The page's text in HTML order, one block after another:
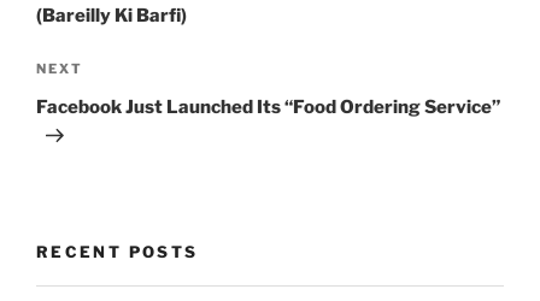
(Bareilly Ki Barfi)
Next
Post
NEXT
Facebook Just Launched Its “Food Ordering Service”
RECENT POSTS